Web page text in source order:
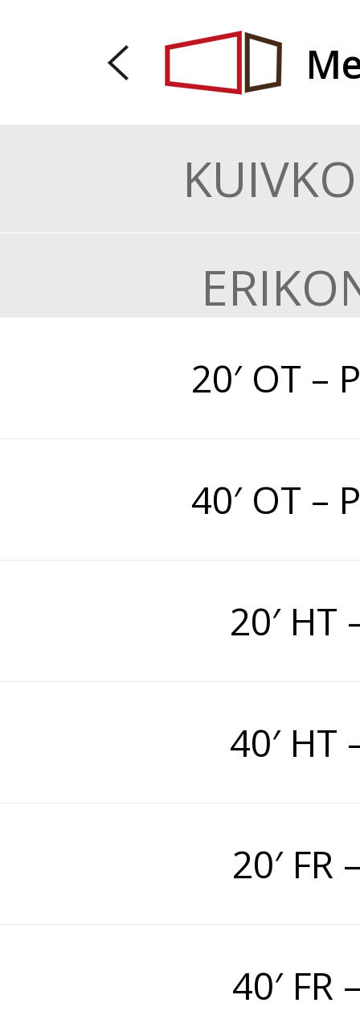
20′ OT –
40′ OT –
20′ HT
40′ HT
20′ FR
40′ FR